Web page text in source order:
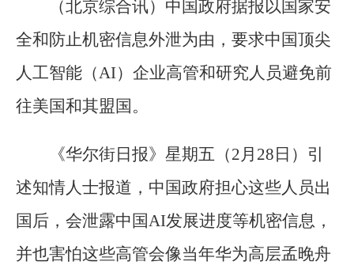
（北京综合讯）中国政府据报以国家安
全和防止机密信息外泄为由，要求中国顶尖
人工智能（AI）企业高管和研究人员避免前
往美国和其盟国。
《华尔街日报》星期五（2月28日）引
述知情人士报道，中国政府担心这些人员出
国后，会泄露中国AI发展进度等机密信息，
并也害怕这些高管会像当年华为高层孟晚舟